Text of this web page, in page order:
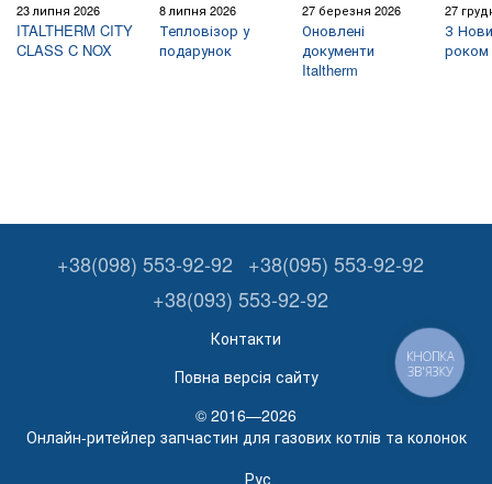
23 липня 2026
ITALTHERM CITY
CLASS C NOX
8 липня 2026
Тепловізор у
подарунок
27 березня 2026
Оновлені
документи
Italtherm
27
З
роком
+38(098) 553-92-92
+38(095) 553-92-92
+38(093) 553-92-92
Контакти
Повна версія сайту
© 2016—2026
Онлайн-ритейлер запчастин для газових котлів та колонок
Рус
КНОПКА
ЗВ'ЯЗКУ